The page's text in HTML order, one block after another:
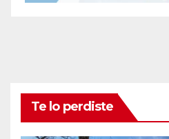
Te lo perdiste